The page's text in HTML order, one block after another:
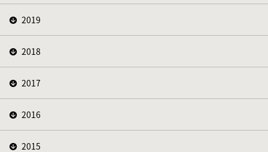
2019
2018
2017
2016
2015